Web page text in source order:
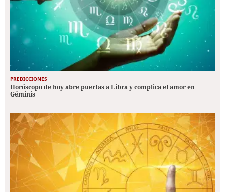
PREDICCIONES
Horóscopo de hoy abre puertas a Libra y complica el amor en
Géminis